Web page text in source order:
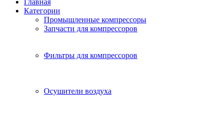
Главная
Категории
Промышленные компрессоры
Запчасти для компрессоров
Фильтры для компрессоров
Осушители воздуха